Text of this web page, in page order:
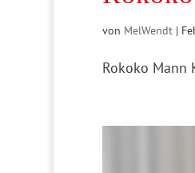
von MelWendt|
Rokoko